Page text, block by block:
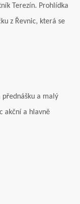
Terezín. Prohlídka
z Řevnic, která se
přednášku a malý
akční a hlavně